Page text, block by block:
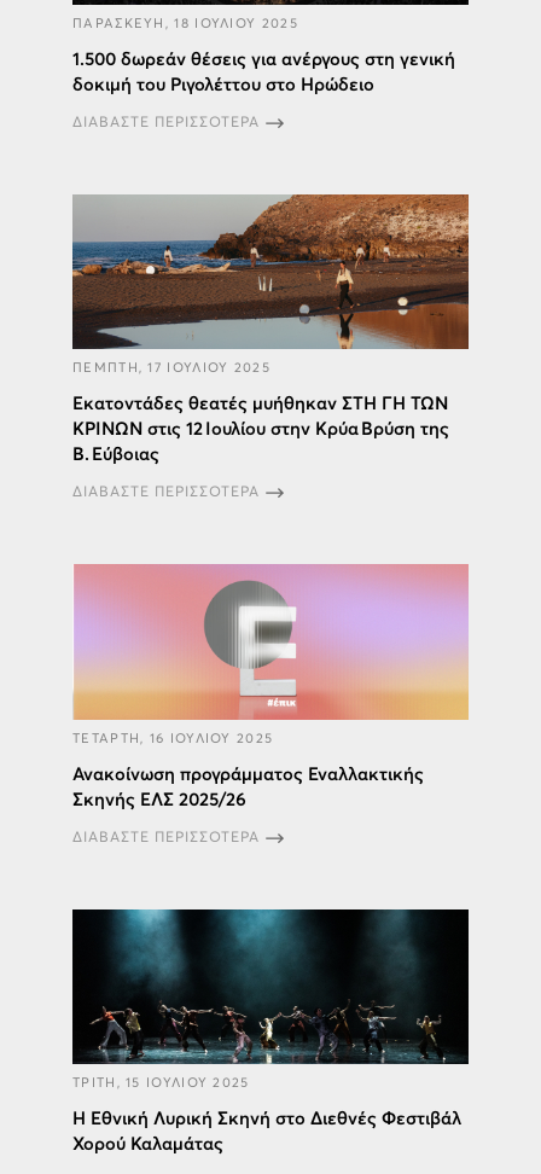
ΠΑΡΑΣΚΕΥΗ, 18 ΙΟΥΛΙΟΥ 2025
1.500 δωρεάν θέσεις για ανέργους στη γενική
δοκιμή του Ριγολέττου στο Ηρώδειο
ΔΙΑΒΑΣΤΕ ΠΕΡΙΣΣΟΤΕΡΑ
ΠΕΜΠΤΗ, 17 ΙΟΥΛΙΟΥ 2025
Εκατοντάδες θεατές μυήθηκαν ΣΤΗ ΓΗ ΤΩΝ
ΚΡΙΝΩΝ στις 12 Ιουλίου στην Κρύα Βρύση της
Β. Εύβοιας
ΔΙΑΒΑΣΤΕ ΠΕΡΙΣΣΟΤΕΡΑ
ΤΕΤΑΡΤΗ, 16 ΙΟΥΛΙΟΥ 2025
Ανακοίνωση προγράμματος Εναλλακτικής​
Σκηνής ΕΛΣ​ 2025/26
ΔΙΑΒΑΣΤΕ ΠΕΡΙΣΣΟΤΕΡΑ
ΤΡΙΤΗ, 15 ΙΟΥΛΙΟΥ 2025
H Εθνική Λυρική Σκηνή στο Διεθνές Φεστιβάλ
Χορού Καλαμάτας